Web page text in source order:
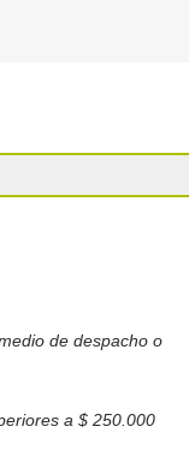
de despacho o
a $ 250.000